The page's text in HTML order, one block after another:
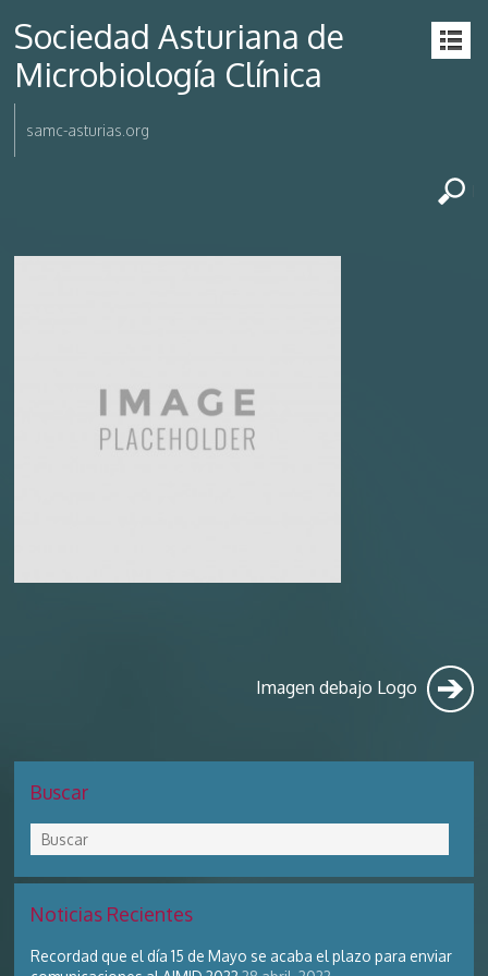
Sociedad Asturiana de
Microbiología Clínica
samc-asturias.org
Imagen debajo Logo
Buscar
Noticias Recientes
Recordad que el día 15 de Mayo se acaba el plazo para enviar